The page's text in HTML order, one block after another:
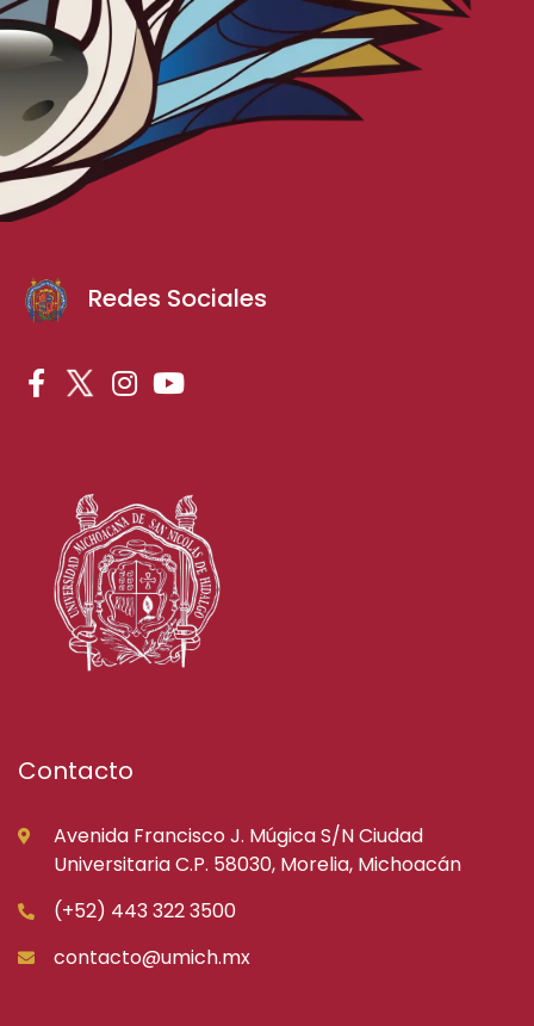
Redes Sociales
Contacto
Avenida Francisco J. Múgica S/N Ciudad
Universitaria C.P. 58030, Morelia, Michoacán
(+52) 443 322 3500
contacto@umich.mx